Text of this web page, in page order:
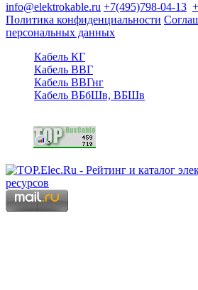
info@elektrokable.ru +7(495)798-04-13
Политика конфиденциальности
персональных данных
Кабель КГ
Кабель ВВГ
Кабель ВВГнг
Кабель ВБбШв, ВБШв